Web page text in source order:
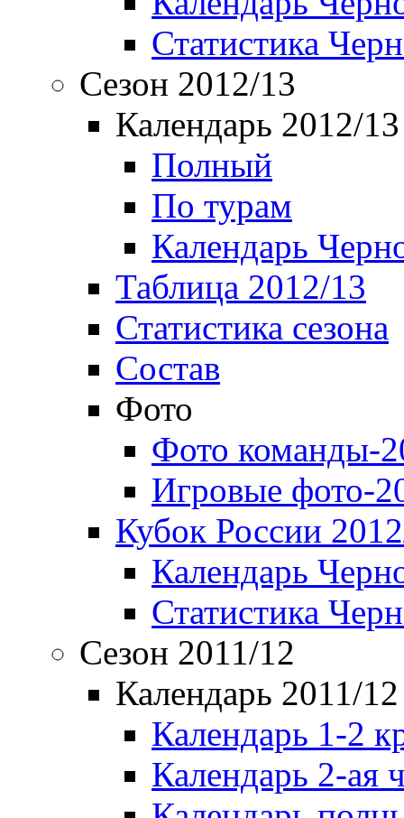
Статистика
Сезон 2012/13
Календарь 2012/13
Полный
По турам
Календарь
Таблица 2012/13
Статистика сезона
Состав
Фото
Фото команды-
Игровые фото-
Кубок России
Календарь
Статистика
Сезон 2011/12
Календарь 2011/12
Календарь 1-2
Календарь 2-ая